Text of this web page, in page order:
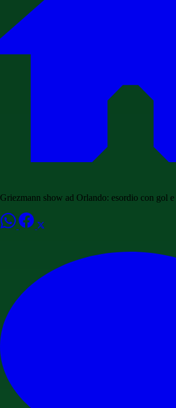
Griezmann show ad Orlando: esordio con gol